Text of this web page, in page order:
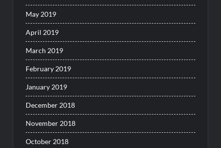
May 2019
April 2019
March 2019
February 2019
January 2019
December 2018
November 2018
October 2018